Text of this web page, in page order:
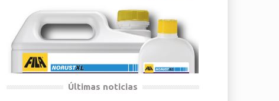
Últimas noticias